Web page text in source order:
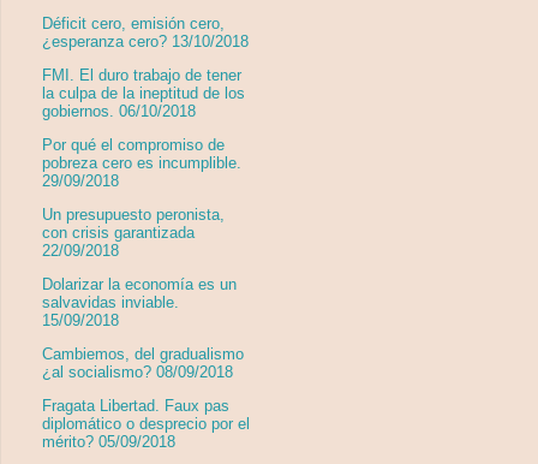
Déficit cero, emisión cero,
¿esperanza cero? 13/10/2018
FMI. El duro trabajo de tener
la culpa de la ineptitud de los
gobiernos. 06/10/2018
Por qué el compromiso de
pobreza cero es incumplible.
29/09/2018
Un presupuesto peronista,
con crisis garantizada
22/09/2018
Dolarizar la economía es un
salvavidas inviable.
15/09/2018
Cambiemos, del gradualismo
¿al socialismo? 08/09/2018
Fragata Libertad. Faux pas
diplomático o desprecio por el
mérito? 05/09/2018